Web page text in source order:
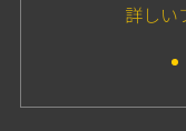
詳しい